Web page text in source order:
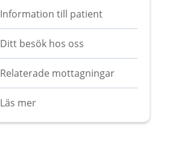
Information till patient
Ditt besök hos oss
Relaterade mottagningar
Läs mer